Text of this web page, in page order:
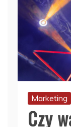
Marketing
Czy